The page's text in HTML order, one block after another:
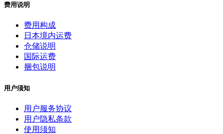
费用说明
费用构成
日本境内运费
仓储说明
国际运费
捆包说明
用户须知
用户服务协议
用户隐私条款
使用须知